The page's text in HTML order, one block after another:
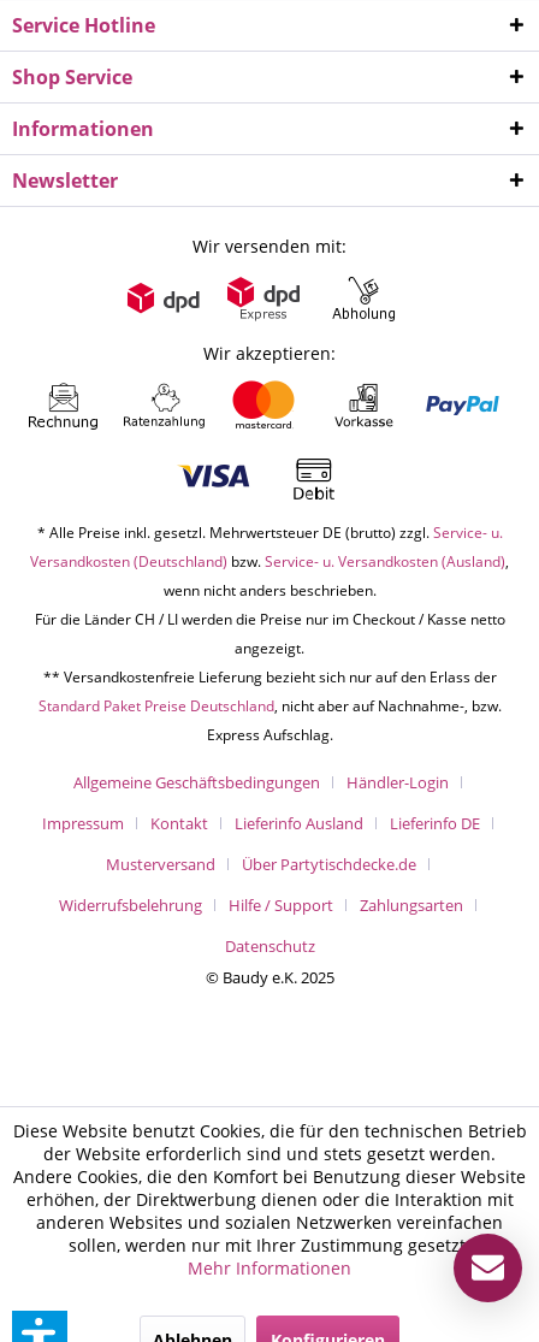
Service Hotline
Shop Service
Informationen
Newsletter
Wir versenden mit:
Wir akzeptieren:
* Alle Preise inkl. gesetzl. Mehrwertsteuer DE (brutto) zzgl.Service- u.
Versandkosten (Deutschland) bzw.Service- u. Versandkosten (Ausland),
wenn nicht anders beschrieben.
Für die Länder CH / LI werden die Preise nur im Checkout / Kasse netto
angezeigt.
** Versandkostenfreie Lieferung bezieht sich nur auf den Erlass der
Standard Paket Preise Deutschland, nicht aber auf Nachnahme-, bzw.
Express Aufschlag.
Allgemeine Geschäftsbedingungen
Händler-Login
Impressum
Kontakt Lieferinfo Ausland
Lieferinfo DE
Musterversand
Über Partytischdecke.de
Widerrufsbelehrung
Hilfe / Support
Zahlungsarten
Datenschutz
© Baudy e.K. 2025
Diese Website benutzt Cookies, die für den technischen Betrieb
der Website erforderlich sind und stets gesetzt werden.
Andere Cookies, die den Komfort bei Benutzung dieser Website
erhöhen, der Direktwerbung dienen oder die Interaktion mit
anderen Websites und sozialen Netzwerken vereinfachen
sollen, werden nur mit Ihrer Zustimmung gesetzt.
Mehr Informationen